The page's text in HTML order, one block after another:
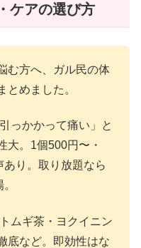
ケアの選び方
む方へ、ガル民の体
とめました。
引っかかって痛い」と
大。1個500円〜・
り。取り放題なら
ムギ茶・ヨクイニン
底など。即効性はな